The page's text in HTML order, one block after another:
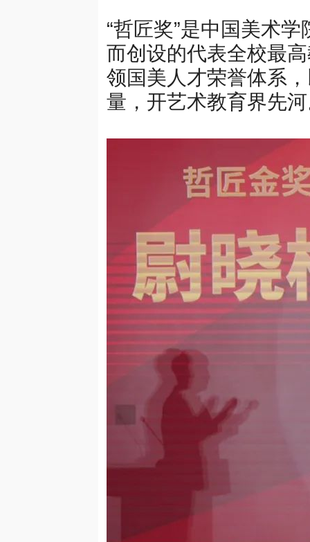
“哲匠奖”是中国美术
而创设的代表全校最
领国美人才荣誉体系
量，开艺术教育界先